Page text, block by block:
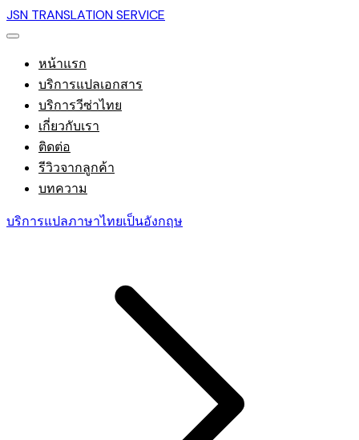
JSN TRANSLATION SERVICE
หน้าแรก
บริการแปลเอกสาร
บริการวีซ่าไทย
เกี่ยวกับเรา
ติดต่อ
รีวิวจากลูกค้า
บทความ
บริการแปลภาษาไทยเป็นอังกฤษ